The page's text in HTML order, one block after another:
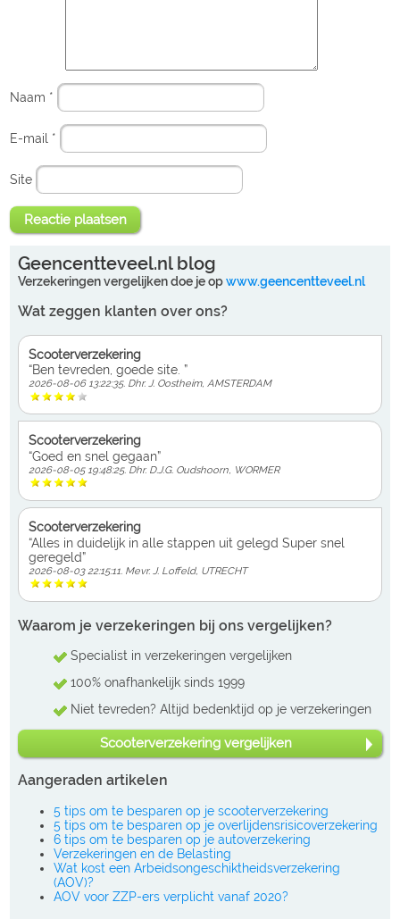
Naam *
E-mail *
Site
Geencentteveel.nl blog
Verzekeringen vergelijken doe je opwww.geencentteveel.nl
Wat zeggen klanten over ons?
Scooterverzekering
“Ben tevreden, goede site. ”
2026-08-06 13:22:35. Dhr. J. Oostheim, AMSTERDAM
Scooterverzekering
“Goed en snel gegaan”
2026-08-05 19:48:25. Dhr. D.J.G. Oudshoorn, WORMER
Scooterverzekering
“Alles in duidelijk in alle stappen uit gelegd Super snel
geregeld”
2026-08-03 22:15:11. Mevr. J. Loffeld, UTRECHT
Waarom je verzekeringen bij ons vergelijken?
Specialist in verzekeringen vergelijken
100% onafhankelijk sinds 1999
Niet tevreden? Altijd bedenktijd op je verzekeringen
Scooterverzekering vergelijken
Aangeraden artikelen
5 tips om te besparen op je scooterverzekering
5 tips om te besparen op je overlijdensrisicoverzekering
6 tips om te besparen op je autoverzekering
Verzekeringen en de Belasting
Wat kost een Arbeidsongeschiktheidsverzekering
(AOV)?
AOV voor ZZP-ers verplicht vanaf 2020?